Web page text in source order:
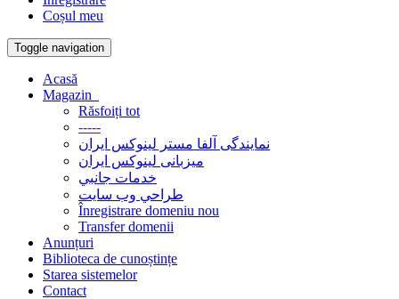
Coșul meu
Toggle navigation
Acasă
Magazin
Răsfoiți tot
-----
نمایندگی آلفا مستر لینوکس ایران
میزبانی لینوکس ایران
خدمات جانبي
طراحي وب سايت
Înregistrare domeniu nou
Transfer domenii
Anunțuri
Biblioteca de cunoștințe
Starea sistemelor
Contact